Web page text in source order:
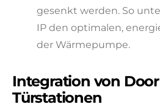
gesenkt werden. So
IP den optimalen,
der Wärmepumpe.
Integration von
Türstationen